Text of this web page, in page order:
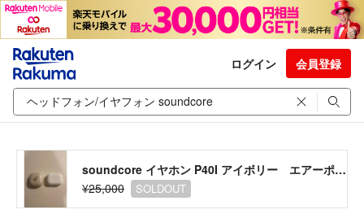
ログイン 会員登録
soundcore イヤホン P40I アイボリー エアーポッズ片耳
¥25,000
SOLDOUT